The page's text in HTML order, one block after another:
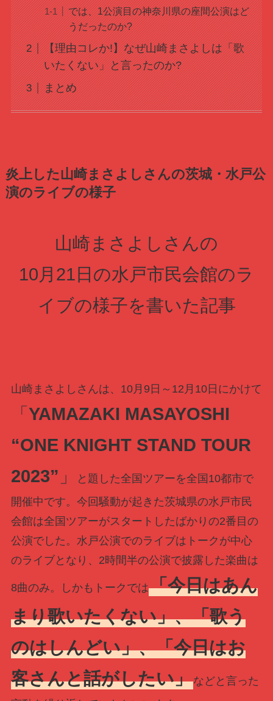
では、1公演目の神奈川県の座間公演はど
うだったのか?
【理由コレか!】なぜ山崎まさよしは「歌
いたくない」と言ったのか?
まとめ
炎上した山崎まさよしさんの茨城・水戸公
演のライブの様子
山崎まさよしさんの
10月21日の水戸市民会館のラ
イブの様子を書いた記事
山崎まさよしさんは、10月9日～12月10日にかけて
「 YAMAZAKI MASAYOSHI
“ONE KNIGHT STAND TOUR
2023” 」
と題した全国ツアーを全国10都市で
開催中です。今回騒動が起きた茨城県の水戸市民
会館は全国ツアーがスタートしたばかりの2番目の
公演でした。水戸公演でのライブはトークが中心
のライブとなり、2時間半の公演で披露した楽曲は
8曲のみ。しかもトークでは「今日はあん
まり歌いたくない」、「歌う
のはしんどい」、「今日はお
客さんと話がしたい」などと言った